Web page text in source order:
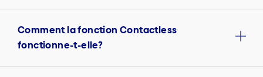
Comment la fonction Contactless
fonctionne-t-elle?